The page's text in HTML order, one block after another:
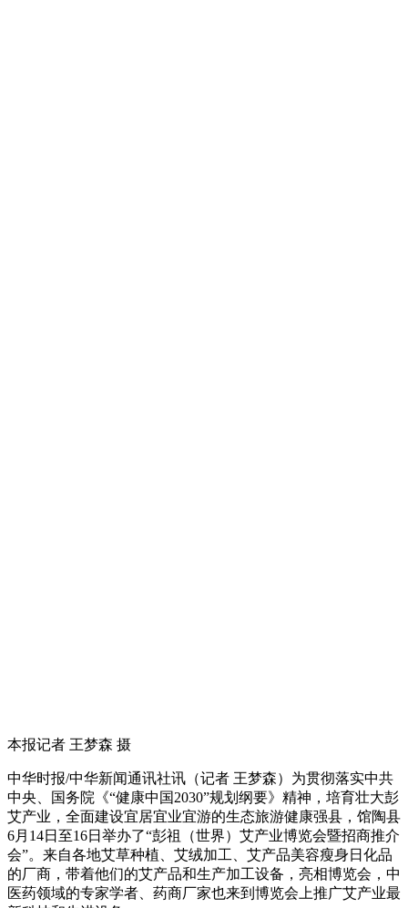
本报记者 王梦森 摄
中华时报/中华新闻通讯社讯（记者 王梦森）为贯彻落实中共
中央、国务院《“健康中国2030”规划纲要》精神，培育壮大彭
艾产业，全面建设宜居宜业宜游的生态旅游健康强县，馆陶县
6月14日至16日举办了“彭祖（世界）艾产业博览会暨招商推介
会”。来自各地艾草种植、艾绒加工、艾产品美容瘦身日化品
的厂商，带着他们的艾产品和生产加工设备，亮相博览会，中
医药领域的专家学者、药商厂家也来到博览会上推广艾产业最